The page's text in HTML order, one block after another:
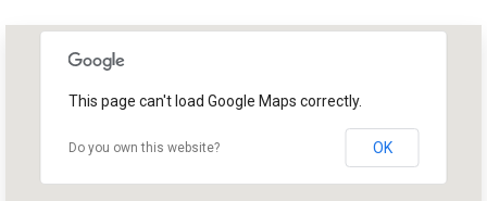
This page can't load Google Maps correctly.
Do you own this website? OK